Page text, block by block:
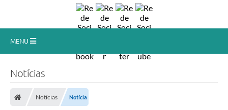
MENU
Notícias
Notícias Notícia